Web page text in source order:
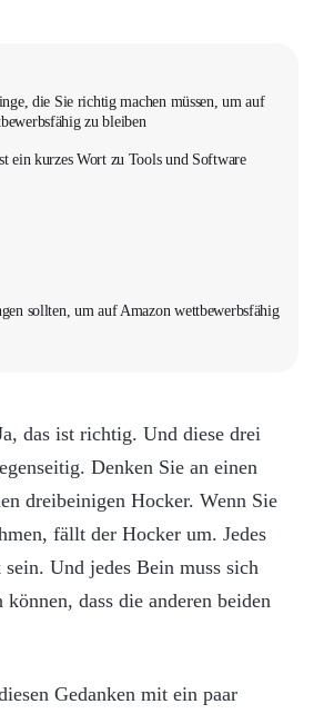
die Sie richtig machen müssen, um auf
zu bleiben
ein kurzes Wort zu Tools und Software
sollten, um auf Amazon wettbewerbsfähig
das ist richtig. Und diese drei
Denken Sie an einen
dreibeinigen Hocker. Wenn Sie
fällt der Hocker um. Jedes
Und jedes Bein muss sich
können, dass die anderen beiden
Gedanken mit ein paar